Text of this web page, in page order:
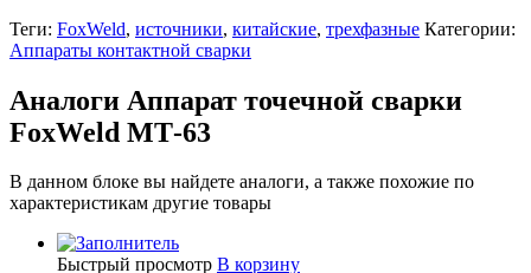
Теги: FoxWeld, источники, китайские, трехфазные Категории:
Аппараты контактной сварки
Аналоги Аппарат точечной сварки
FoxWeld МТ-63
В данном блоке вы найдете аналоги, а также похожие по
характеристикам другие товары
Быстрый просмотр В корзину